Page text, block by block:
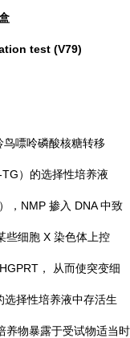
test (V79)
嘌呤磷酸核糖转移
）的选择性培养液
，NMP 掺入 DNA 中致
些细胞 X 染色体上控
， 从而使突变细
择性培养液中存活生
养物暴露于受试物适当时